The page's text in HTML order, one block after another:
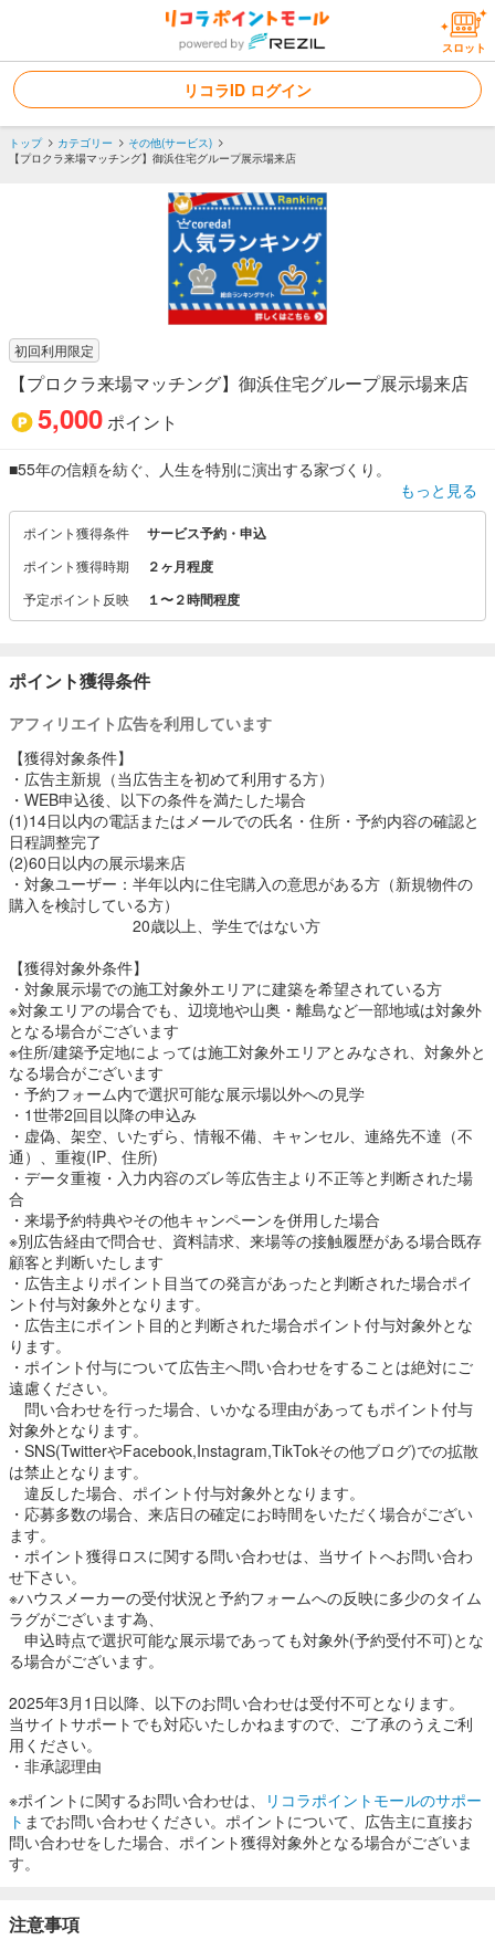
スロット
リコラID ログイン
トップ カテゴリー
その他(サービス)
【プロクラ来場マッチング】御浜住宅グループ展示場来店
初回利用限定
【プロクラ来場マッチング】御浜住宅グループ展示場来店
5,000ポイント
■55年の信頼を紡ぐ、人生を特別に演出する家づくり。
家族の幸せを紡ぐ、あなたの理想の住まい。
家族全員が幸せに過ごす、安全で快適な場所。
注文住宅は、あなた好みの間取りや設備を自由に取り入れ、特別な
空間を実現することが可能です。
一方、分譲住宅では、すでに形にされた理想の家で、待つことなく
実物を見て感じることができるその空間は、想像以上の安心感と満
かれた設計実績を持つ御浜住宅グループ。
担当の設計士が直接お客様とお打ち合わせをさせていただき、その
中での具体的なお声や要望に耳を傾けています。
豊富な経験から生まれる提案力で、あなたの理想とする住まいを形
にします。
■御浜住宅グループ3つの強み・こだわり
(1)枚方で55年、8年連続着工棟数ナンバーワン※の信頼と実績
(2)街からプロデュースした、あなたのためのデザイン住宅
(3)『住設あんしんサポート』で安心の家づくり
あなたや家族にぴったりな安全で快適な住まいを取り揃えていま
す。
見学のご予約を心よりお待ちしております。
もっと見る
ポイント獲得条件 サービス予約・申込
ポイント獲得時期 ２ヶ月程度
予定ポイント反映 １〜２時間程度
ポイント獲得条件
アフィリエイト広告を利用しています
【獲得対象条件】
・広告主新規（当広告主を初めて利用する方）
・WEB申込後、以下の条件を満たした場合
(1)14日以内の電話またはメールでの氏名・住所・予約内容の確認と
日程調整完了
(2)60日以内の展示場来店
・対象ユーザー：半年以内に住宅購入の意思がある方（新規物件の
購入を検討している方）
20歳以上、学生ではない方
【獲得対象外条件】
・対象展示場での施工対象外エリアに建築を希望されている方
※対象エリアの場合でも、辺境地や山奥・離島など一部地域は対象外
となる場合がございます
※住所/建築予定地によっては施工対象外エリアとみなされ、対象外と
なる場合がございます
・予約フォーム内で選択可能な展示場以外への見学
・1世帯2回目以降の申込み
・虚偽、架空、いたずら、情報不備、キャンセル、連絡先不達（不
通）、重複(IP、住所)
・データ重複・入力内容のズレ等広告主より不正等と判断された場
合
・来場予約特典やその他キャンペーンを併用した場合
※別広告経由で問合せ、資料請求、来場等の接触履歴がある場合既存
顧客と判断いたします
・広告主よりポイント目当ての発言があったと判断された場合ポイ
ント付与対象外となります。
・広告主にポイント目的と判断された場合ポイント付与対象外とな
ります。
・ポイント付与について広告主へ問い合わせをすることは絶対にご
遠慮ください。
問い合わせを行った場合、いかなる理由があってもポイント付与
対象外となります。
・SNS(TwitterやFacebook,Instagram,TikTokその他ブログ)での拡散
は禁止となります。
違反した場合、ポイント付与対象外となります。
・応募多数の場合、来店日の確定にお時間をいただく場合がござい
ます。
・ポイント獲得ロスに関する問い合わせは、当サイトへお問い合わ
せ下さい。
※ハウスメーカーの受付状況と予約フォームへの反映に多少のタイム
ラグがございます為、
申込時点で選択可能な展示場であっても対象外(予約受付不可)とな
る場合がございます。
2025年3月1日以降、以下のお問い合わせは受付不可となります。
当サイトサポートでも対応いたしかねますので、ご了承のうえご利
用ください。
・非承認理由
※ポイントに関するお問い合わせは、
リコラポイントモールのサポー
ト までお問い合わせください。ポイントについて、広告主に直接お
問い合わせをした場合、ポイント獲得対象外となる場合がございま
す。
注意事項